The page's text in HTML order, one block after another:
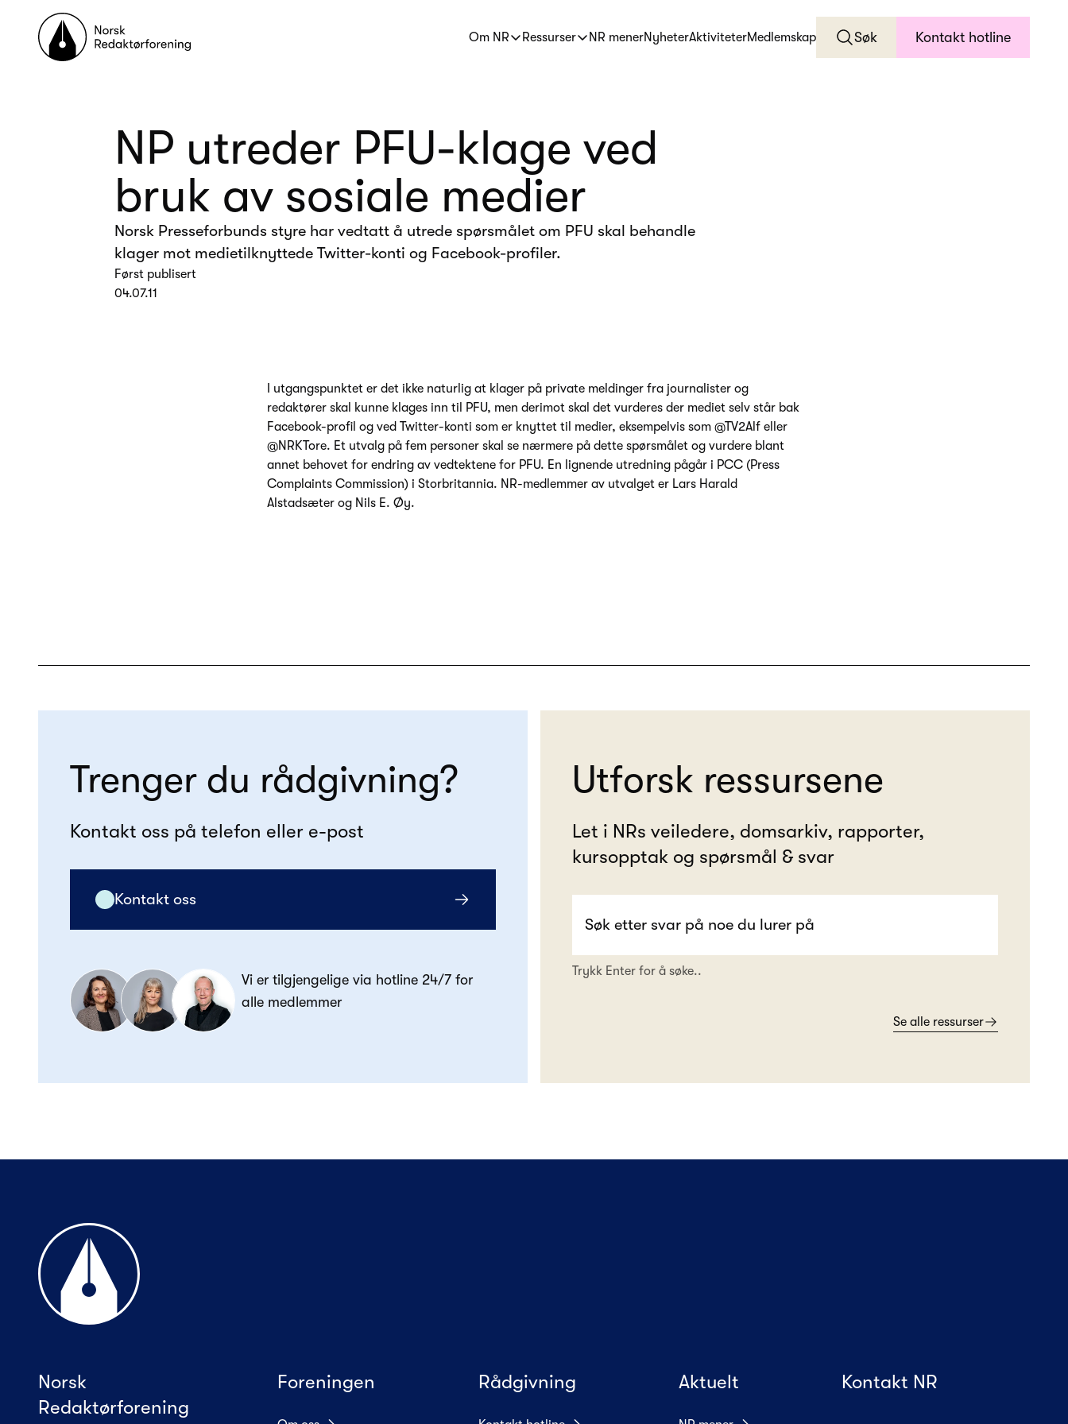
Til forsiden
Om NR
Ressurser NR menerNyheterAktiviteterMedlemskap Søk Kontakt hotline
NP utreder PFU-klage ved
bruk av sosiale medier
Norsk Presseforbunds styre har vedtatt å utrede spørsmålet om PFU skal behandle
klager mot medietilknyttede Twitter-konti og Facebook-profiler.
Først publisert
04.07.11
I utgangspunktet er det ikke naturlig at klager på private meldinger fra journalister og
redaktører skal kunne klages inn til PFU, men derimot skal det vurderes der mediet selv står bak
Facebook-profil og ved Twitter-konti som er knyttet til medier, eksempelvis som @TV2Alf eller
@NRKTore. Et utvalg på fem personer skal se nærmere på dette spørsmålet og vurdere blant
annet behovet for endring av vedtektene for PFU. En lignende utredning pågår i PCC (Press
Complaints Commission) i Storbritannia. NR-medlemmer av utvalget er Lars Harald
Alstadsæter og Nils E. Øy.
Trenger du rådgivning?
Kontakt oss på telefon eller e-post
Kontakt oss
Vi er tilgjengelige via hotline 24/7 for
alle medlemmer
Utforsk ressursene
Let i NRs veiledere, domsarkiv, rapporter,
kursopptak og spørsmål & svar
Trykk Enter for å søke..
Se alle ressurser
Til forsiden
Norsk
Redaktørforening
Foreningen Rådgivning Aktuelt Kontakt NR